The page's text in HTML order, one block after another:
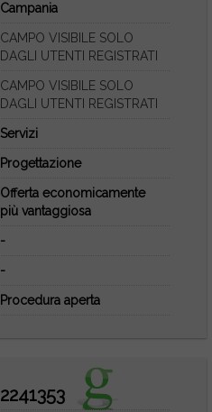
Campania
CAMPO VISIBILE SOLO
DAGLI UTENTI REGISTRATI
CAMPO VISIBILE SOLO
DAGLI UTENTI REGISTRATI
Servizi
Progettazione
Offerta economicamente
più vantaggiosa
-
-
Procedura aperta
2241353